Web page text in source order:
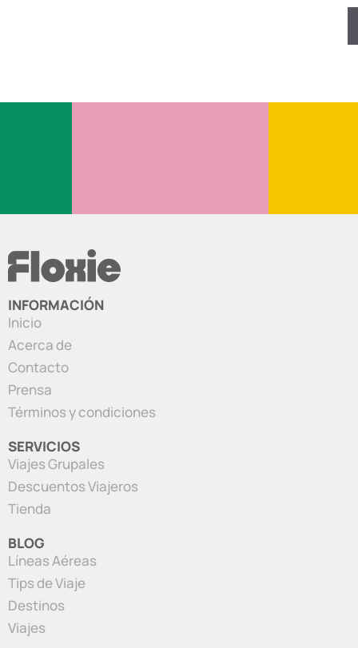
INFORMACIÓN
Inicio
Acerca de
Contacto
Prensa
Términos y condiciones
SERVICIOS
Viajes Grupales
Descuentos Viajeros
Tienda
BLOG
Líneas Aéreas
Tips de Viaje
Destinos
Viajes